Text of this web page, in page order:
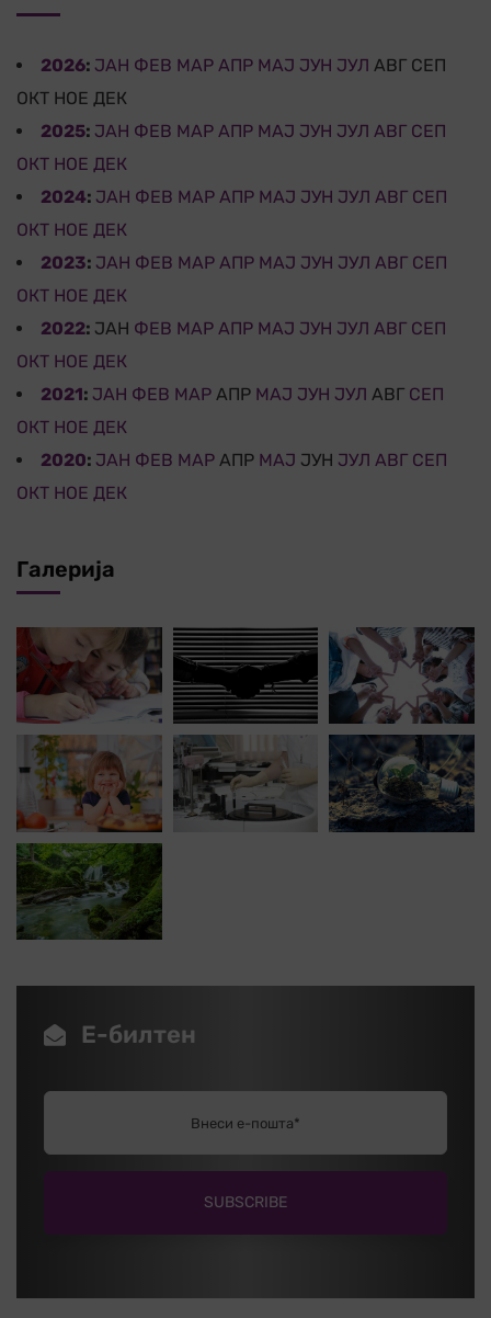
2026: ЈАН ФЕВ МАР АПР МАЈ ЈУН ЈУЛ АВГ СЕП
ОКТ НОЕ ДЕК
2025: ЈАН ФЕВ МАР АПР МАЈ ЈУН ЈУЛ АВГ СЕП
ОКТ НОЕ ДЕК
2024: ЈАН ФЕВ МАР АПР МАЈ ЈУН ЈУЛ АВГ СЕП
ОКТ НОЕ ДЕК
2023: ЈАН ФЕВ МАР АПР МАЈ ЈУН ЈУЛ АВГ СЕП
ОКТ НОЕ ДЕК
2022: ЈАН ФЕВ МАР АПР МАЈ ЈУН ЈУЛ АВГ СЕП
ОКТ НОЕ ДЕК
2021: ЈАН ФЕВ МАР АПР МАЈ ЈУН ЈУЛ АВГ СЕП
ОКТ НОЕ ДЕК
2020: ЈАН ФЕВ МАР АПР МАЈ ЈУН ЈУЛ АВГ СЕП
ОКТ НОЕ ДЕК
Галерија
Е-билтен